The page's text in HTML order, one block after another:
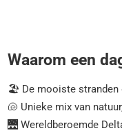
Waarom een
🏖️ De mooiste stranden
🐚 Unieke mix van
🌉 Wereldberoemde